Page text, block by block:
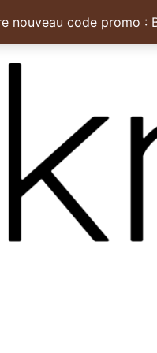
nouveau code promo :